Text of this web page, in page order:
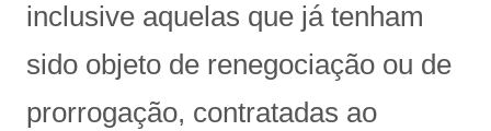
inclusive aquelas que já tenham
sido objeto de renegociação ou de
prorrogação, contratadas ao